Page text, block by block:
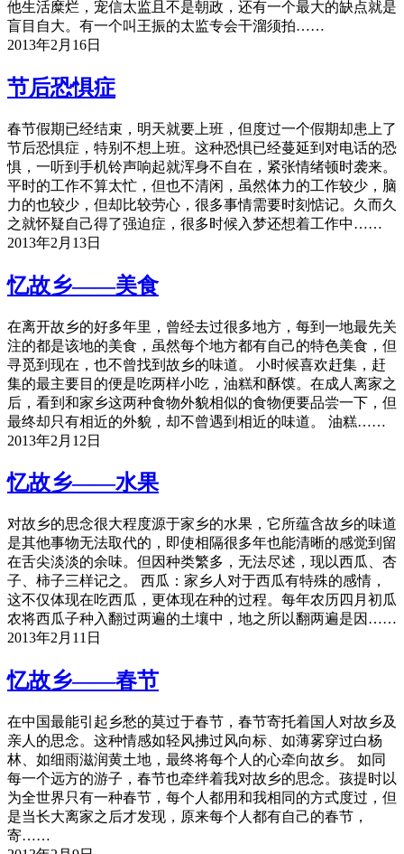
他生活糜烂，宠信太监且不是朝政，还有一个最大的缺点就是
盲目自大。有一个叫王振的太监专会干溜须拍……
2013年2月16日
节后恐惧症
春节假期已经结束，明天就要上班，但度过一个假期却患上了
节后恐惧症，特别不想上班。这种恐惧已经蔓延到对电话的恐
惧，一听到手机铃声响起就浑身不自在，紧张情绪顿时袭来。
平时的工作不算太忙，但也不清闲，虽然体力的工作较少，脑
力的也较少，但却比较劳心，很多事情需要时刻惦记。久而久
之就怀疑自己得了强迫症，很多时候入梦还想着工作中……
2013年2月13日
忆故乡——美食
在离开故乡的好多年里，曾经去过很多地方，每到一地最先关
注的都是该地的美食，虽然每个地方都有自己的特色美食，但
寻觅到现在，也不曾找到故乡的味道。 小时候喜欢赶集，赶
集的最主要目的便是吃两样小吃，油糕和酥馍。在成人离家之
后，看到和家乡这两种食物外貌相似的食物便要品尝一下，但
最终却只有相近的外貌，却不曾遇到相近的味道。 油糕……
2013年2月12日
忆故乡——水果
对故乡的思念很大程度源于家乡的水果，它所蕴含故乡的味道
是其他事物无法取代的，即使相隔很多年也能清晰的感觉到留
在舌尖淡淡的余味。但因种类繁多，无法尽述，现以西瓜、杏
子、柿子三样记之。 西瓜：家乡人对于西瓜有特殊的感情，
这不仅体现在吃西瓜，更体现在种的过程。每年农历四月初瓜
农将西瓜子种入翻过两遍的土壤中，地之所以翻两遍是因……
2013年2月11日
忆故乡——春节
在中国最能引起乡愁的莫过于春节，春节寄托着国人对故乡及
亲人的思念。这种情感如轻风拂过风向标、如薄雾穿过白杨
林、如细雨滋润黄土地，最终将每个人的心牵向故乡。 如同
每一个远方的游子，春节也牵绊着我对故乡的思念。孩提时以
为全世界只有一种春节，每个人都用和我相同的方式度过，但
是当长大离家之后才发现，原来每个人都有自己的春节，
寄……